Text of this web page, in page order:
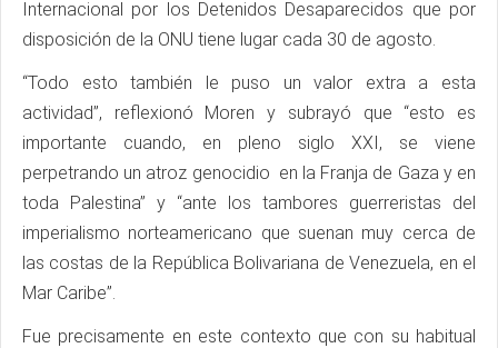
Internacional por los Detenidos Desaparecidos que por
disposición de la ONU tiene lugar cada 30 de agosto.
“Todo esto también le puso un valor extra a esta
actividad”, reflexionó Moren y subrayó que “esto es
importante cuando, en pleno siglo XXI, se viene
perpetrando un atroz genocidio en la Franja de Gaza y en
toda Palestina” y “ante los tambores guerreristas del
imperialismo norteamericano que suenan muy cerca de
las costas de la República Bolivariana de Venezuela, en el
Mar Caribe”.
Fue precisamente en este contexto que con su habitual